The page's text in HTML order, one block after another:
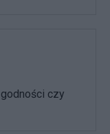
czy